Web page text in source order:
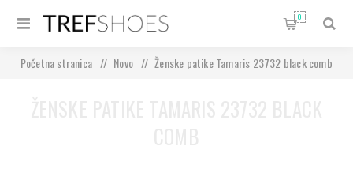
0
Početna stranica / Novo / Ženske patike Tamaris 23732 black comb